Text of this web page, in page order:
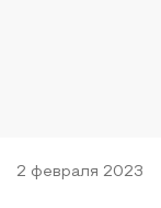
2 февраля 2023